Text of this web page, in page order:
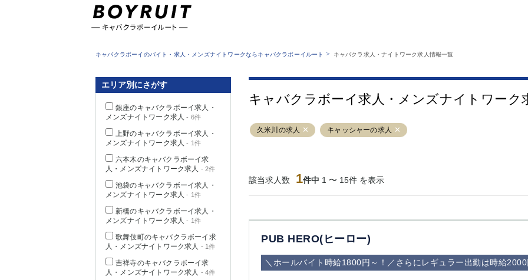
業種から探す
職種から探す
キャバクラボーイルートとは？
サイトマップ
キャバクラボーイのバイト・求人・メンズナイトワークならキャバクラボーイルート > キャバクラ求人・ナイトワーク求人情報一覧
キャバクラボーイ求人・メンズナイトワーク
久米川の求人 キャッシャーの求人
該当求人数 1件中 1 〜 15件 を表示
PUB HERO(ヒーロー)
＼ホールバイト時給1800円～！／さらにレギュラー出勤は時給
エリア別にさがす
銀座のキャバクラボーイ求人・
メンズナイトワーク求人 - 6件
上野のキャバクラボーイ求人・
メンズナイトワーク求人 - 1件
六本木のキャバクラボーイ求
人・メンズナイトワーク求人 - 2件
池袋のキャバクラボーイ求人・
メンズナイトワーク求人 - 1件
新橋のキャバクラボーイ求人・
メンズナイトワーク求人 - 1件
歌舞伎町のキャバクラボーイ求
人・メンズナイトワーク求人 - 1件
吉祥寺のキャバクラボーイ求
人・メンズナイトワーク求人 - 4件
東京都 銀座 上野 六本木
立川
千葉中央 門前仲町
町田
大山 赤坂
ひばりヶ丘（北
学芸大学
の好立地！
「赤羽駅」から
徒歩2分 ②東
京メトロ南北線
「赤羽岩淵駅」
から徒歩10分
宿